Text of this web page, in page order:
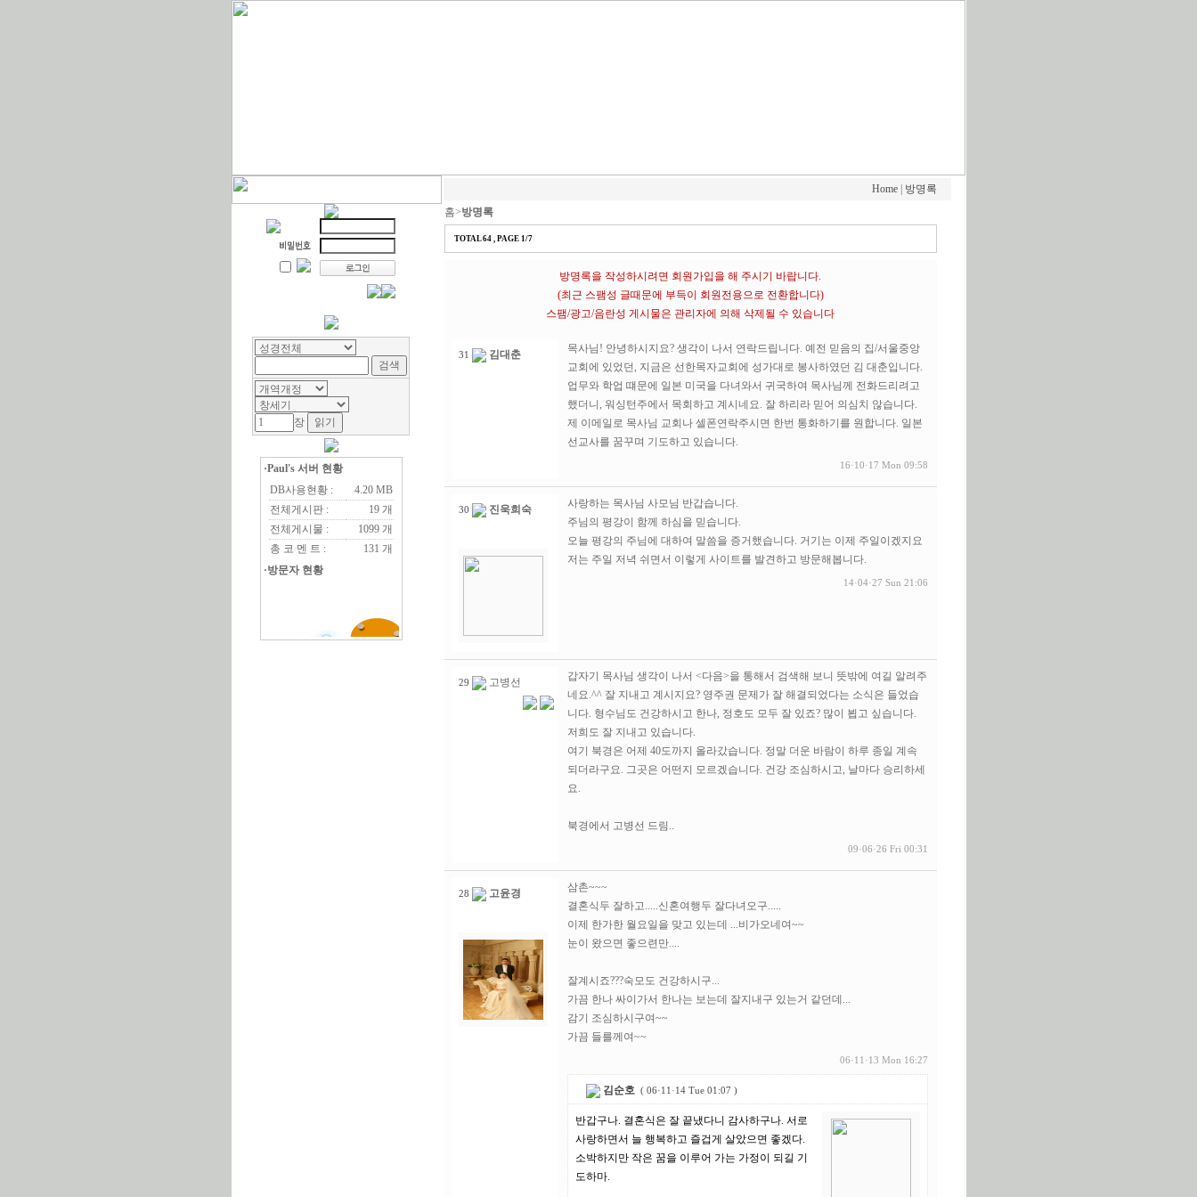
Home| 방명록
장
·Paul's 서버 현황
DB사용현황 :
4.20 MB
전체게시판 :
19 개
전체게시물 :
1099 개
총 코 멘 트 :
131 개
·방문자 현황
홈>방명록
TOTAL 64 , PAGE 1/7
방명록을 작성하시려면 회원가입을 해 주시기 바랍니다.
(최근 스팸성 글때문에 부득이 회원전용으로 전환합니다)
스팸/광고/음란성 게시물은 관리자에 의해 삭제될 수 있습니다
31 김대춘
목사님! 안녕하시지요? 생각이 나서 연락드립니다. 예전 믿음의 집/서울중앙
교회에 있었던, 지금은 선한목자교회에 성가대로 봉사하였던 김 대춘입니다.
업무와 학업 떄문에 일본 미국을 다녀와서 귀국하여 목사님께 전화드리려고
했더니, 워싱턴주에서 목회하고 계시네요. 잘 하리라 믿어 의심치 않습니다.
제 이메일로 목사님 교회나 셀폰연락주시면 한번 통화하기를 원합니다. 일본
선교사를 꿈꾸며 기도하고 있습니다.
16·10·17 Mon 09:58
30 진욱희숙
사랑하는 목사님 사모님 반갑습니다.
주님의 평강이 함께 하심을 믿습니다.
오늘 평강의 주님에 대하여 말씀을 증거했습니다. 거기는 이제 주일이겠지요
저는 주일 저녁 쉬면서 이렇게 사이트를 발견하고 방문해봅니다.
14·04·27 Sun 21:06
29 고병선
갑자기 목사님 생각이 나서 <다음>을 통해서 검색해 보니 뜻밖에 여길 알려주
네요.^^ 잘 지내고 계시지요? 영주권 문제가 잘 해결되었다는 소식은 들었습
니다. 형수님도 건강하시고 한나, 정호도 모두 잘 있죠? 많이 뵙고 싶습니다.
저희도 잘 지내고 있습니다.
여기 북경은 어제 40도까지 올라갔습니다. 정말 더운 바람이 하루 종일 계속
되더라구요. 그곳은 어떤지 모르겠습니다. 건강 조심하시고, 날마다 승리하세
요.
북경에서 고병선 드림..
09·06·26 Fri 00:31
28 고윤경
삼촌~~~
결혼식두 잘하고.....신혼여행두 잘다녀오구.....
이제 한가한 월요일을 맞고 있는데 ...비가오네여~~
눈이 왔으면 좋으련만....
잘계시죠???숙모도 건강하시구...
가끔 한나 싸이가서 한나는 보는데 잘지내구 있는거 같던데...
감기 조심하시구여~~
가끔 들를께여~~
06·11·13 Mon 16:27
김순호 ( 06·11·14 Tue 01:07 )
반갑구나. 결혼식은 잘 끝냈다니 감사하구나. 서로
사랑하면서 늘 행복하고 즐겁게 살았으면 좋겠다.
소박하지만 작은 꿈을 이루어 가는 가정이 되길 기
도하마.